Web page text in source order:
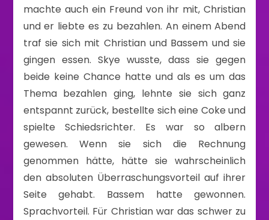
machte auch ein Freund von ihr mit, Christian
und er liebte es zu bezahlen. An einem Abend
traf sie sich mit Christian und Bassem und sie
gingen essen. Skye wusste, dass sie gegen
beide keine Chance hatte und als es um das
Thema bezahlen ging, lehnte sie sich ganz
entspannt zurück, bestellte sich eine Coke und
spielte Schiedsrichter. Es war so albern
gewesen. Wenn sie sich die Rechnung
genommen hätte, hätte sie wahrscheinlich
den absoluten Überraschungsvorteil auf ihrer
Seite gehabt. Bassem hatte gewonnen.
Sprachvorteil. Für Christian war das schwer zu